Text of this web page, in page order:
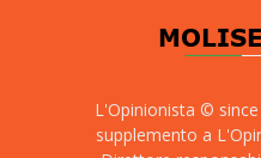
L'Opinionista ©
supplemento a